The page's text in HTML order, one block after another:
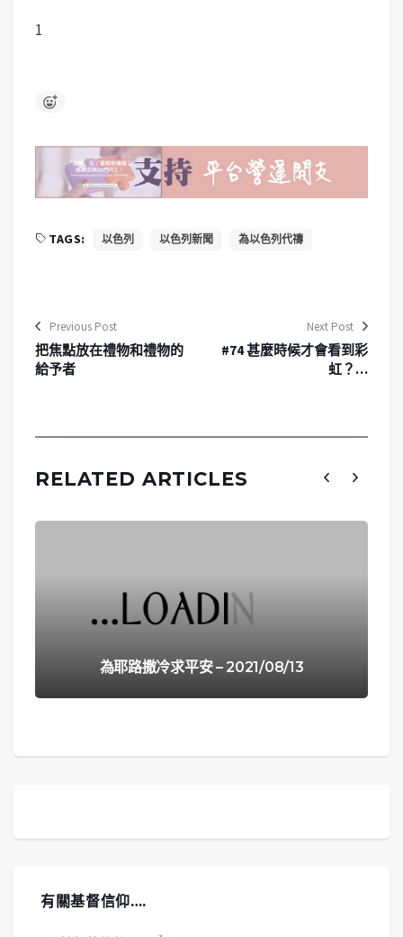
1
TAGS: 以色列 以色列新聞 為以色列代禱
Previous Post
把焦點放在禮物和禮物的
給予者
Next Post
#74 甚麼時候才會看到彩
虹？…
RELATED ARTICLES
為耶路撒冷求平安 – 2021/08/13
有關基督信仰….